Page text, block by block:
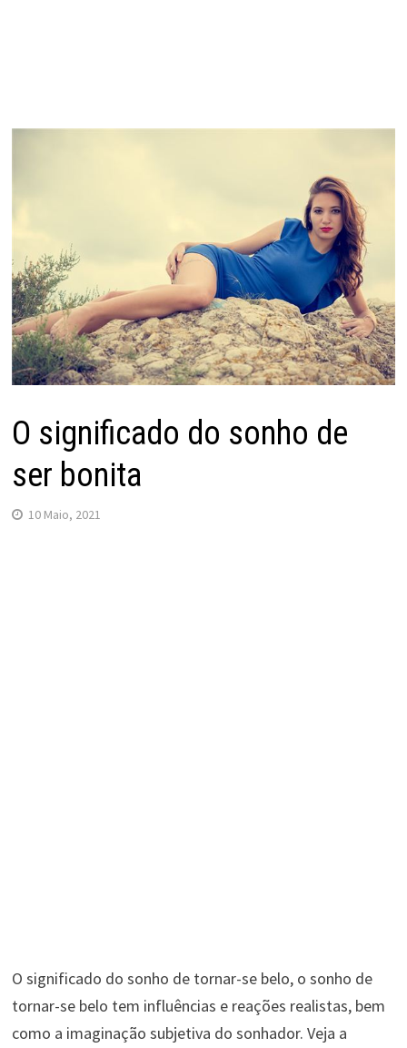
O significado do sonho de
ser bonita
10 Maio, 2021
O significado do sonho de tornar-se belo, o sonho de
tornar-se belo tem influências e reações realistas, bem
como a imaginação subjetiva do sonhador. Veja a